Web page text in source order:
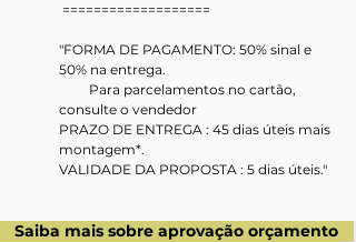
===================
"FORMA DE PAGAMENTO: 50% sinal e
50% na entrega.
consulte o vendedor
PRAZO DE ENTREGA : 45 dias úteis mais
montagem*.
VALIDADE DA PROPOSTA : 5 dias úteis."
Saiba mais sobre aprovação orçamento